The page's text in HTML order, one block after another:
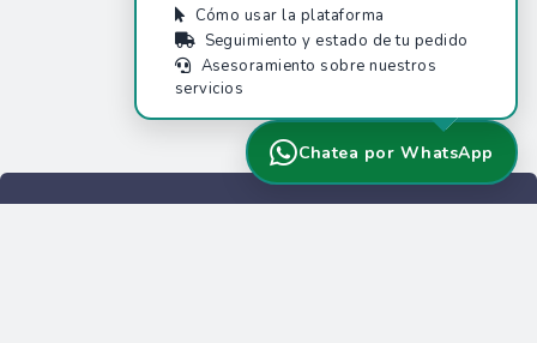
Cómo usar la plataforma
Seguimiento y estado de tu pedido
Asesoramiento sobre nuestros
servicios
Chatea por WhatsApp